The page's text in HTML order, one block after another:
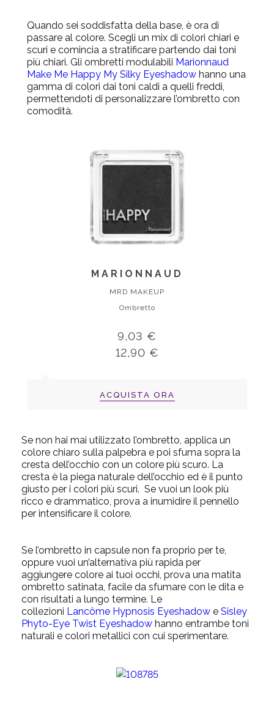
Quando sei soddisfatta della base, è ora di
passare al colore. Scegli un mix di colori chiari e
scuri e comincia a stratificare partendo dai toni
più chiari. Gli ombretti modulabili Marionnaud
Make Me Happy My Silky Eyeshadow hanno una
gamma di colori dai toni caldi a quelli freddi,
permettendoti di personalizzare l’ombretto con
comodità.
MARIONNAUD
MRD MAKEUP
Ombretto
9,03 €
12,90 €
ACQUISTA ORA
Se non hai mai utilizzato l’ombretto, applica un
colore chiaro sulla palpebra e poi sfuma sopra la
cresta dell’occhio con un colore più scuro. La
cresta è la piega naturale dell’occhio ed è il punto
giusto per i colori più scuri. Se vuoi un look più
ricco e drammatico, prova a inumidire il pennello
per intensificare il colore.
Se l’ombretto in capsule non fa proprio per te,
oppure vuoi un’alternativa più rapida per
aggiungere colore ai tuoi occhi, prova una matita
ombretto satinata, facile da sfumare con le dita e
con risultati a lungo termine. Le
collezioni Lancôme Hypnosis Eyeshadow e Sisley
Phyto-Eye Twist Eyeshadow hanno entrambe toni
naturali e colori metallici con cui sperimentare.